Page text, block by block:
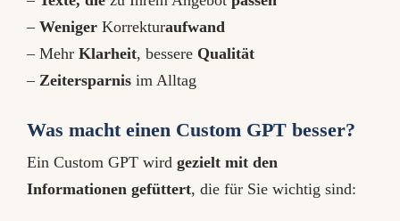
– Weniger Korrekturaufwand
– Mehr Klarheit, bessere Qualität
– Zeitersparnis im Alltag
Was macht einen Custom GPT besser?
Ein Custom GPT wird gezielt mit den
Informationen gefüttert, die für Sie wichtig sind: